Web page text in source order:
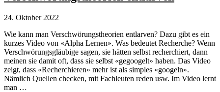
24. Oktober 2022
Wie kann man Verschwörungstheorien entlarven? Dazu gibt es ein
kurzes Video von «Alpha Lernen». Was bedeutet Recherche? Wenn
Verschwörungsgläubige sagen, sie hätten selbst recherchiert, dann
meinen sie damit oft, dass sie selbst «gegoogelt» haben. Das Video
zeigt, dass «Recherchieren» mehr ist als simples «googeln».
Nämlich Quellen checken, mit Fachleuten reden usw. Im Video lernt
man …